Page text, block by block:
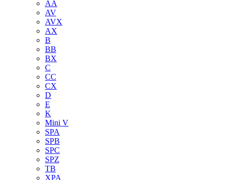
AA
AV
AVX
AX
B
BB
BX
C
CC
CX
D
E
K
Mini V
SPA
SPB
SPC
SPZ
TB
XPA